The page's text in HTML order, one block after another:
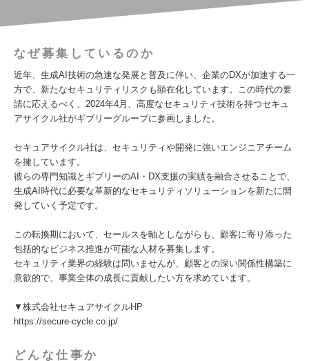
なぜ募集しているのか
近年、生成AI技術の急速な発展と普及に伴い、企業のDXが加速する一
方で、新たなセキュリティリスクも顕在化しています。この時代の要
請に応えるべく、2024年4月、高度なセキュリティ技術を持つセキュ
アサイクル社がギブリーグループに参画しました。
セキュアサイクル社は、セキュリティや開発に強いエンジニアチーム
を擁しています。
彼らの専門知識とギブリーのAI・DX支援の実績を融合させることで、
生成AI時代に必要な革新的なセキュリティソリューションを新たに開
発していく予定です。
この転換期において、セールスを軸としながらも、顧客に寄り添った
包括的なビジネス推進が可能な人材を募集します。
セキュリティ業界の経験は問いませんが、顧客との深い関係性構築に
意欲的で、事業全体の成長に貢献したい方を求めています。
▼株式会社セキュアサイクルHP
https://secure-cycle.co.jp/
どんな仕事か